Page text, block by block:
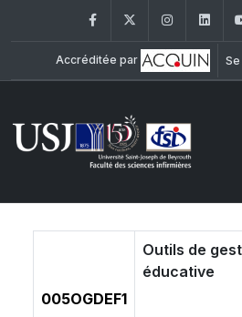
FacebookTwitter
Accréditée par
005OGDEF1
Outils de
éducative